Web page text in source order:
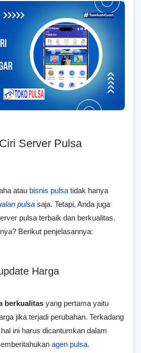
Server Pulsa
atau bisnis pulsa tidak hanya
pulsa saja. Tetapi, Anda juga
pulsa terbaik dan berkualitas.
Berikut penjelasannya:
Harga
berkualitas yang pertama yaitu
jika terjadi perubahan. Terkadang
ini harus dicantumkan dalam
agen pulsa.